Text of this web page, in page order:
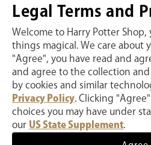
Legal Terms and
Welcome to Harry Potter
things magical. We care about
"Agree", you have read and
and agree to the collection
by cookies and similar
Privacy Policy. Clicking
choices you may have under
ourUS State Supplement.
ハリー・ポッター ショップ ニ
ハリー・ポッター ショップ シ
ワーナー ブラザース スタジオ
グ・オブ・ハリー・ポッター
ワーナー ブラザース スタジオ
ング・オブ・ハリー・ポッター
注文に関して
配送に関して
返品に関して
ファンクラブに関して
プライバシーポリシー
ウェブサイト利用規約
インターネット販売規約
Ad Choices
特定商取引法に基づく表記
私たちのウェブサイトはMicrosoft Clarity
ブサイトのご利用状況をモニターし、弊社
す。お客様は私たちのウェブサイトを使用
のようなデータを収集すること
ハリー・ポッター、ウィザーディング・ワ
ラクター、名前、および標識は TM およ
Inc. の著作権所有